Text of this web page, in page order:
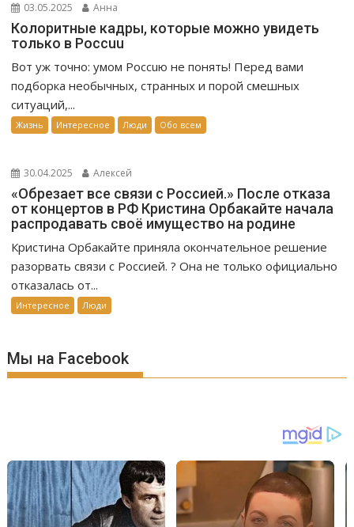
03.05.2025 Анна
Колоритные кадры, которые можно увидеть
только в Россuu
Вот уж точно: умом Россuю не понять! Перед вами
подборка необычных, странных и порой смешных
ситуаций,...
Жизнь Интересное Люди Обо всем
30.04.2025 Алексей
«Обрезает все связи с Россией.» После отказа
от концертов в РФ Кристина Орбакайте начала
распродавать своё имущество на родине
Кристина Орбакайте приняла окончательное решение
разорвать связи с Россией. ? Она не только официально
отказалась от...
Интересное Люди
Мы на Facebook